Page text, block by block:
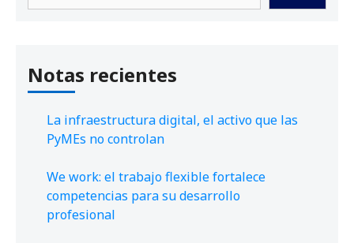
Notas recientes
La infraestructura digital, el activo que las
PyMEs no controlan
We work: el trabajo flexible fortalece
competencias para su desarrollo
profesional